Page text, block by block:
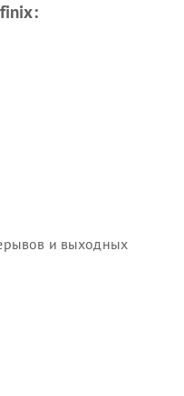
и выходных